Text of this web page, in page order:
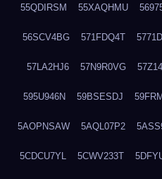
55QDIRSM 55XAQHMU
56SCV4BG 571FDQ4T
57LA2HJ6 57N9R0VG
595U946N 59BSESDJ
5AOPNSAW 5AQL07P2
5CDCU7YL 5CWV233T